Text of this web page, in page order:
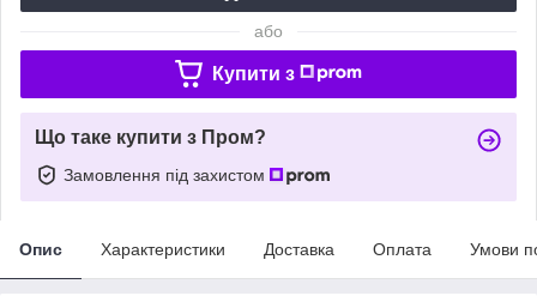
або
Купити з
Що таке купити з Пром?
Замовлення під захистом
Опис Характеристики Доставка Оплата Умови